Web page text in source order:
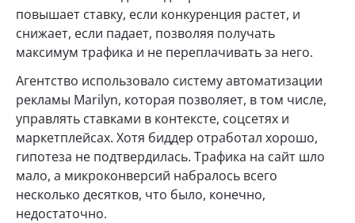
повышает ставку, если конкуренция растет, и
снижает, если падает, позволяя получать
максимум трафика и не переплачивать за него.
Агентство использовало систему автоматизации
рекламы Marilyn, которая позволяет, в том числе,
управлять ставками в контексте, соцсетях и
маркетплейсах. Хотя биддер отработал хорошо,
гипотеза не подтвердилась. Трафика на сайт шло
мало, а микроконверсий набралось всего
несколько десятков, что было, конечно,
недостаточно.